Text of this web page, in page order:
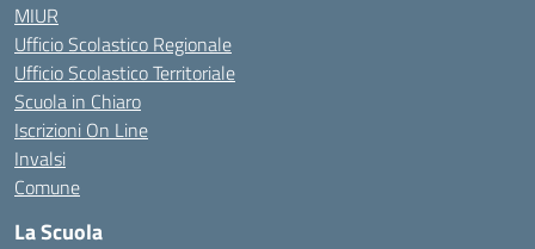
MIUR
Ufficio Scolastico Regionale
Ufficio Scolastico Territoriale
Scuola in Chiaro
Iscrizioni On Line
Invalsi
Comune
La Scuola